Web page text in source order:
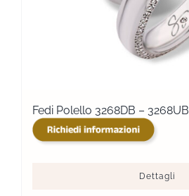
Fedi Polello 3268DB – 3268UB
Dettagli